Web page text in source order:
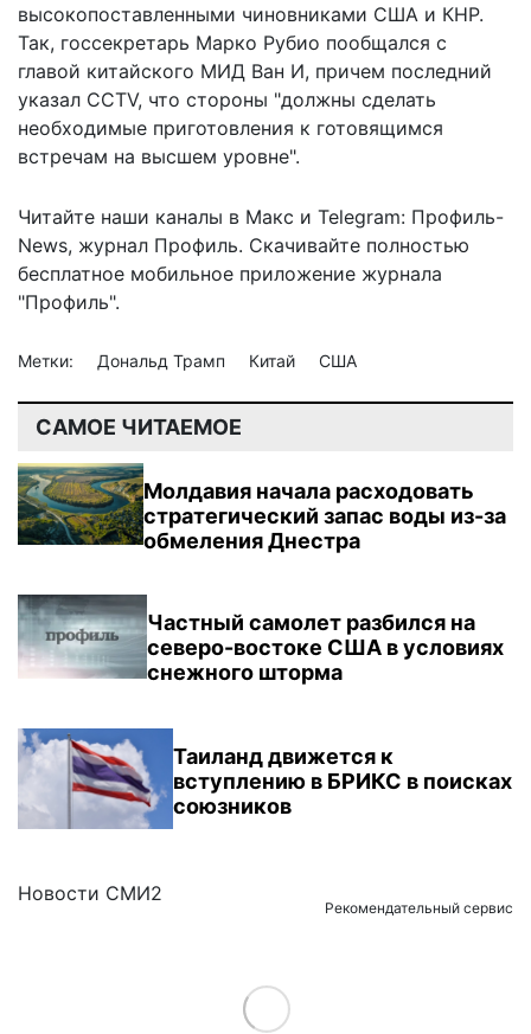
высокопоставленными чиновниками США и КНР.
Так, госсекретарь Марко Рубио пообщался с
главой китайского МИД Ван И, причем последний
указал CCTV, что стороны "должны сделать
необходимые приготовления к готовящимся
встречам на высшем уровне".
Читайте наши каналы в Макс и Telegram: Профиль-
News, журнал Профиль. Скачивайте полностью
бесплатное мобильное приложение журнала
"Профиль".
Метки: Дональд Трамп Китай США
САМОЕ ЧИТАЕМОЕ
Молдавия начала расходовать
стратегический запас воды из-за
обмеления Днестра
Частный самолет разбился на
северо-востоке США в условиях
снежного шторма
Таиланд движется к
вступлению в БРИКС в поисках
союзников
Новости СМИ2
Рекомендательный сервис
Load More